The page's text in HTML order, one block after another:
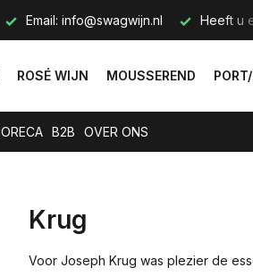
Email: info@swagwijn.nl Heeft u
ROSÉ WIJN MOUSSEREND
B2B OVER ONS
Krug
Voor Joseph Krug was plezier de